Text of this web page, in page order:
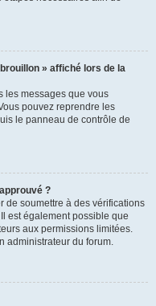
» affiché lors de la
les messages que vous
pouvez reprendre les
le panneau de contrôle de
?
de soumettre à des vérifications
est également possible que
aux permissions limitées.
administrateur du forum.